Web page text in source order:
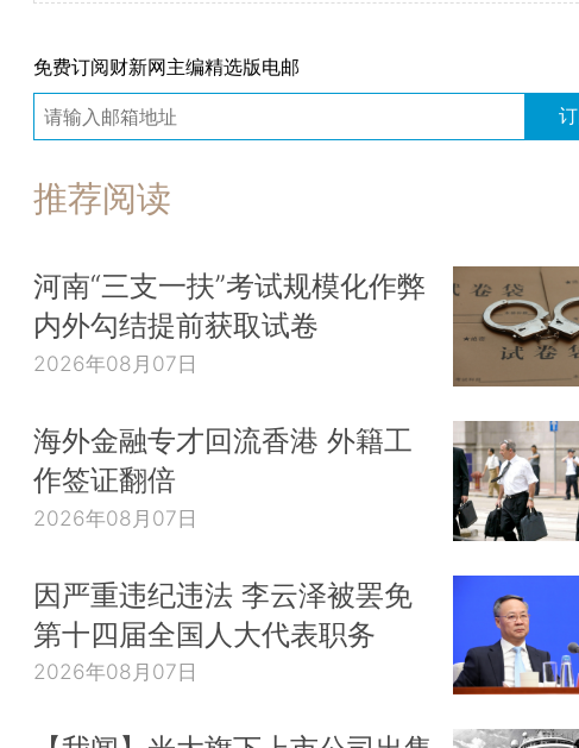
免费订阅财新网主编精选版电邮
推荐阅读
河南“三支一扶”考试规模化作弊
内外勾结提前获取试卷
2026年08月07日
海外金融专才回流香港 外籍工
作签证翻倍
2026年08月07日
因严重违纪违法 李云泽被罢免
第十四届全国人大代表职务
2026年08月07日